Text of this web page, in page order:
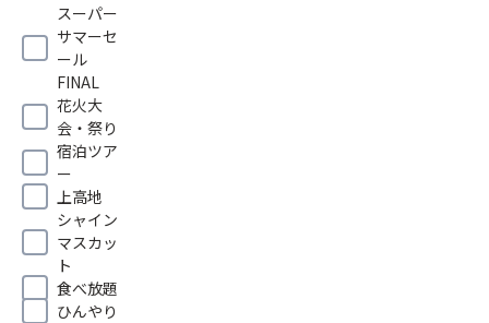
スーパー
サマーセ
ール
FINAL
花火大
会・祭り
宿泊ツア
ー
上高地
シャイン
マスカッ
ト
食べ放題
ひんやり